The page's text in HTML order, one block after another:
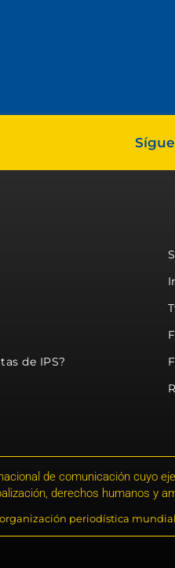
de IPS?
de comunicación cuyo
derechos humanos y
periodística